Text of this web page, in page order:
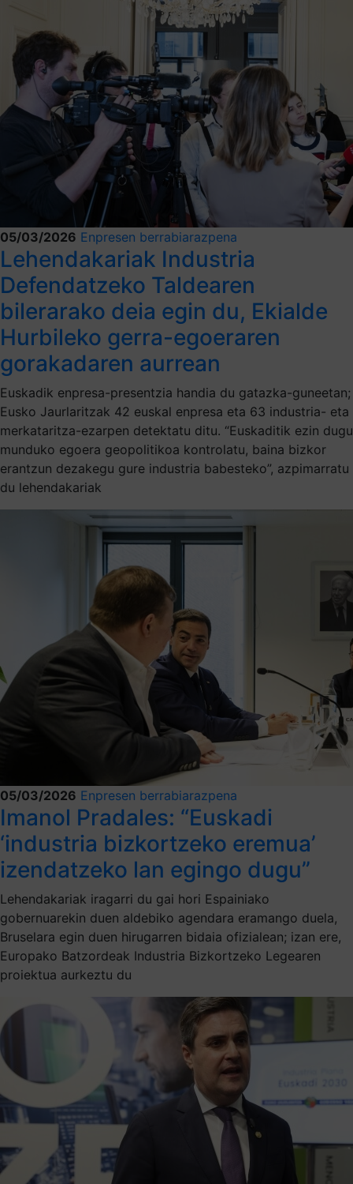
05/03/2026 Enpresen berrabiarazpena
Lehendakariak Industria
Defendatzeko Taldearen
bilerarako deia egin du, Ekialde
Hurbileko gerra-egoeraren
gorakadaren aurrean
Euskadik enpresa-presentzia handia du gatazka-guneetan;
Eusko Jaurlaritzak 42 euskal enpresa eta 63 industria- eta
merkataritza-ezarpen detektatu ditu. “Euskaditik ezin dugu
munduko egoera geopolitikoa kontrolatu, baina bizkor
erantzun dezakegu gure industria babesteko”, azpimarratu
du lehendakariak
05/03/2026 Enpresen berrabiarazpena
Imanol Pradales: “Euskadi
‘industria bizkortzeko eremua’
izendatzeko lan egingo dugu”
Lehendakariak iragarri du gai hori Espainiako
gobernuarekin duen aldebiko agendara eramango duela,
Bruselara egin duen hirugarren bidaia ofizialean; izan ere,
Europako Batzordeak Industria Bizkortzeko Legearen
proiektua aurkeztu du